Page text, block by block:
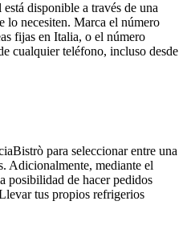
disponible a través de una
lo necesiten. Marca el número
fijas en Italia, o el número
cualquier teléfono, incluso desde
para seleccionar entre una
Adicionalmente, mediante el
posibilidad de hacer pedidos
tus propios refrigerios